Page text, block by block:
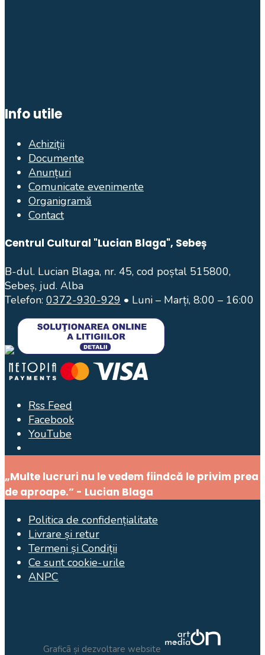
Info utile
Achiziții
Documente
Anunțuri
Comunicate evenimente
Organigramă
Contact
Centrul Cultural "Lucian Blaga", Sebeș
B-dul. Lucian Blaga, nr. 45, cod poștal 515800,
Sebeș, jud. Alba
Telefon: 0372-930-929 • Luni – Marți, 8:00 – 16:00
Rss Feed
Facebook
YouTube
Window
„Multe lucruri nu le vedem fiindcă le privim prea
de aproape.” - Lucian Blaga
Politica de confidențialitate
Livrare și retur
Termeni și Condiții
Ce sunt cookie-urile
ANPC
Graficã și dezvoltare website